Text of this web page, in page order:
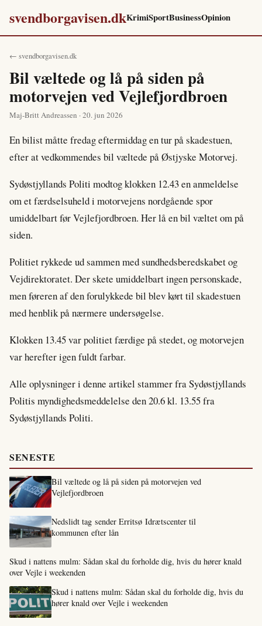
svendborgavisen.dkKrimiSportBusinessOpinion
← svendborgavisen.dk
Bil væltede og lå på siden på
motorvejen ved Vejlefjordbroen
Maj-Britt Andreassen · 20. jun 2026
En bilist måtte fredag eftermiddag en tur på skadestuen,
efter at vedkommendes bil væltede på Østjyske Motorvej.
Sydøstjyllands Politi modtog klokken 12.43 en anmeldelse
om et færdselsuheld i motorvejens nordgående spor
umiddelbart før Vejlefjordbroen. Her lå en bil væltet om på
siden.
Politiet rykkede ud sammen med sundhedsberedskabet og
Vejdirektoratet. Der skete umiddelbart ingen personskade,
men føreren af den forulykkede bil blev kørt til skadestuen
med henblik på nærmere undersøgelse.
Klokken 13.45 var politiet færdige på stedet, og motorvejen
var herefter igen fuldt farbar.
Alle oplysninger i denne artikel stammer fra Sydøstjyllands
Politis myndighedsmeddelelse den 20.6 kl. 13.55 fra
Sydøstjyllands Politi.
SENESTE
Bil væltede og lå på siden på motorvejen ved
Vejlefjordbroen
Nedslidt tag sender Erritsø Idrætscenter til
kommunen efter lån
Skud i nattens mulm: Sådan skal du forholde dig, hvis du hører knald
over Vejle i weekenden
Skud i nattens mulm: Sådan skal du forholde dig, hvis du
hører knald over Vejle i weekenden